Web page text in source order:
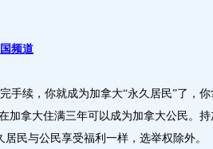
频道
续，你就成为加拿大“永久居民”了，你
加拿大住满三年可以成为加拿大公民。
居民与公民享受福利一样，选举权除外。